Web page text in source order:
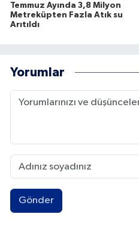
Temmuz Ayında 3,8 Milyon
Metreküpten Fazla Atık su
Arıtıldı
Yorumlar
Gönder